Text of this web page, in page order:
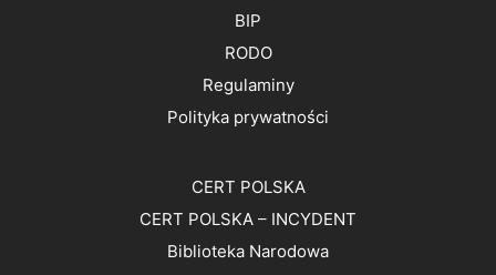
BIP
RODO
Regulaminy
Polityka prywatności
CERT POLSKA
CERT POLSKA – INCYDENT
Biblioteka Narodowa